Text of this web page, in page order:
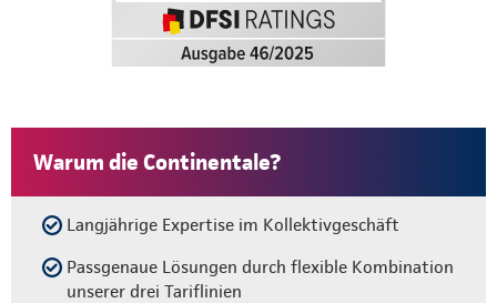
Warum die Continentale?
Langjährige Expertise im Kollektivgeschäft
Passgenaue Lösungen durch flexible Kombination
unserer drei Tariflinien